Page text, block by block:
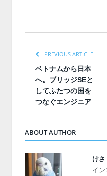
PREVIOUS ARTICLE
ベトナムから日本
へ。ブリッジSEと
してふたつの国を
つなぐエンジニア
ABOUT AUTHOR
けさ
イン